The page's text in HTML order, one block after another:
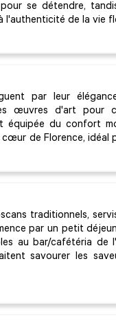
se détendre,
l'authenticité de la vie
par leur
œuvres d'art pour
équipée du confort
de Florence, idéal
traditionnels,
par un petit
au bar/cafétéria de
savourer les